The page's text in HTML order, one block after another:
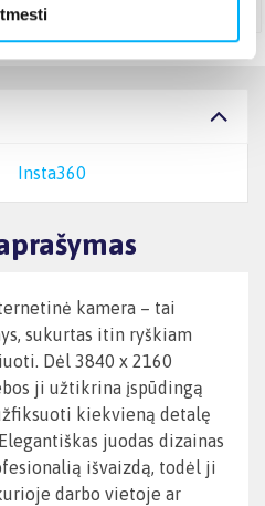
Insta360
kamera – tai
sukurtas itin ryškiam
Dėl 3840 x 2160
ji užtikrina įspūdingą
kiekvieną detalę
juodas dizainas
išvaizdą, todėl ji
darbo vietoje ar